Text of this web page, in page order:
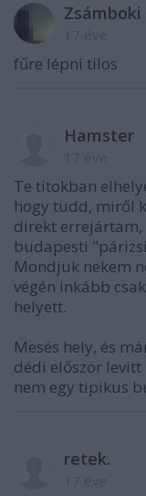
fűre lépni tilos
Hamster
Te titokban
hogy tudd, miről
direkt errejártam,
budapesti
Mondjuk nekem
végén inkább
helyett.
Mesés hely, és
dédi először levitt
nem egy tipikus
retek.